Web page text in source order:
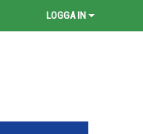
LOGGA IN